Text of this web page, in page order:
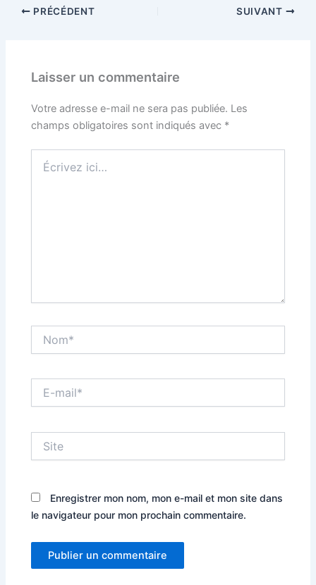
PRÉCÉDENT SUIVANT
Laisser un commentaire
Votre adresse e-mail ne sera pas publiée. Les
champs obligatoires sont indiqués avec *
ici…
mail*
Enregistrer mon nom, mon e-mail et mon site dans
le navigateur pour mon prochain commentaire.